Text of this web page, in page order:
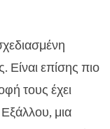
Είναι επίσης πιο
τους έχει
μια